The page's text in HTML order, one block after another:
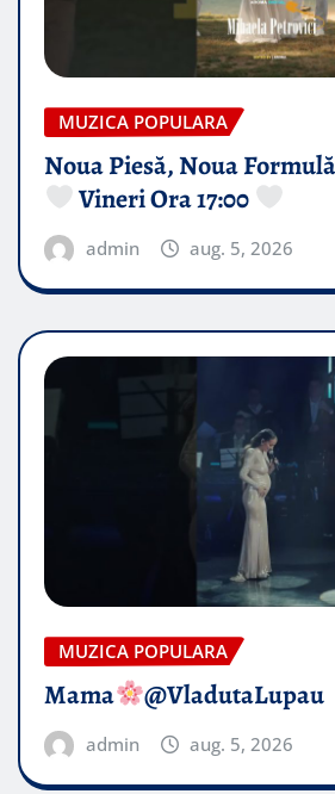
MUZICA POPULARA
Noua Piesă, Noua
Vineri Ora 17:00
admin aug. 5, 2026
MUZICA POPULARA
Mama @VladutaLupau
admin aug. 5, 2026